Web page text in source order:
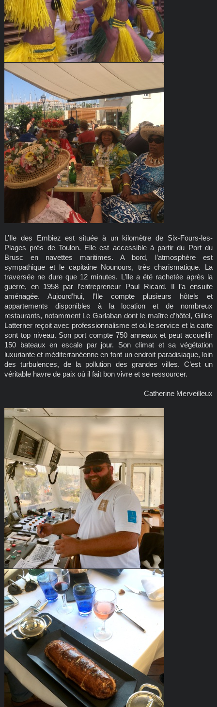
L’Ile des Embiez est située à un kilomètre de Six-Fours-les-
Plages près de Toulon. Elle est accessible à partir du Port du
Brusc en navettes maritimes. A bord, l’atmosphère est
sympathique et le capitaine Nounours, très charismatique. La
traversée ne dure que 12 minutes. L’Ile a été rachetée après la
guerre, en 1958 par l’entrepreneur Paul Ricard. Il l’a ensuite
aménagée. Aujourd’hui, l’Ile compte plusieurs hôtels et
appartements disponibles à la location et de nombreux
restaurants, notamment Le Garlaban dont le maître d’hôtel, Gilles
Latterner reçoit avec professionnalisme et où le service et la carte
sont top niveau. Son port compte 750 anneaux et peut accueillir
150 bateaux en escale par jour. Son climat et sa végétation
luxuriante et méditerranéenne en font un endroit paradisiaque, loin
des turbulences, de la pollution des grandes villes. C’est un
véritable havre de paix où il fait bon vivre et se ressourcer.
Catherine Merveilleux